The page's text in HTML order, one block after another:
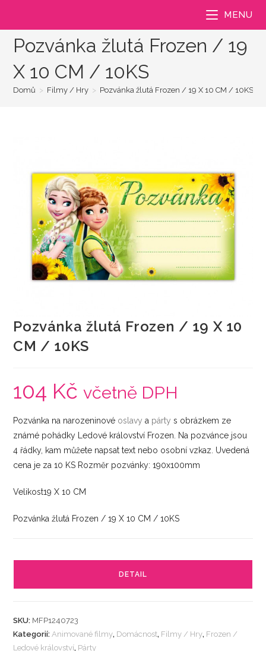
MENU
Pozvánka žlutá Frozen / 19
X 10 CM / 10KS
Domů > Filmy / Hry > Pozvánka žlutá Frozen / 19 X 10 CM / 10KS
Pozvánka žlutá Frozen / 19 X 10
CM / 10KS
104 Kč včetně DPH
Pozvánka na narozeninové oslavy a párty s obrázkem ze
známé pohádky Ledové království Frozen. Na pozvánce jsou
4 řádky, kam můžete napsat text nebo osobní vzkaz. Uvedená
cena je za 10 KS Rozměr pozvánky: 190x100mm
Velikost19 X 10 CM
Pozvánka žlutá Frozen / 19 X 10 CM / 10KS
DETAIL
SKU: MFP1240723
Kategorií: Animované filmy, Domácnost, Filmy / Hry, Frozen /
Ledové království, Párty